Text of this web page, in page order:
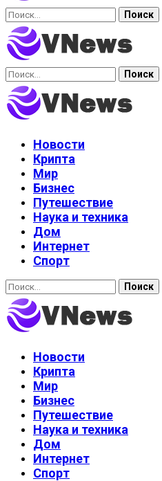
Найти:
Найти:
Новости
Крипта
Мир
Бизнес
Путешествие
Наука и техника
Дом
Интернет
Спорт
Найти:
Новости
Крипта
Мир
Бизнес
Путешествие
Наука и техника
Дом
Интернет
Спорт